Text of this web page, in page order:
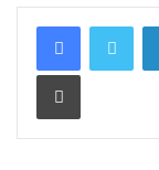
Print